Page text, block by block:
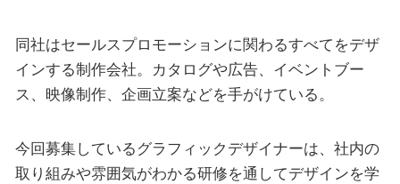
同社はセールスプロモーションに関わるすべてをデザ
インする制作会社。カタログや広告、イベントブー
ス、映像制作、企画立案などを手がけている。
今回募集しているグラフィックデザイナーは、社内の
取り組みや雰囲気がわかる研修を通してデザインを学